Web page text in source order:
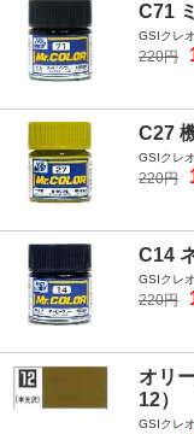
C71
GSIクレ
220円
C27
GSIクレ
220円
C14
GSIクレ
220円
オリ
12）
GSIクレ